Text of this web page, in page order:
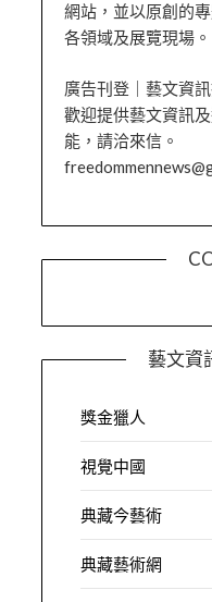
網站，並以原創的
各領域及展覽現場。
廣告刊登｜藝文資
歡迎提供藝文資訊
能，請洽來信。
藝文資
獎金獵人
視覺中國
典藏今藝術
典藏藝術網